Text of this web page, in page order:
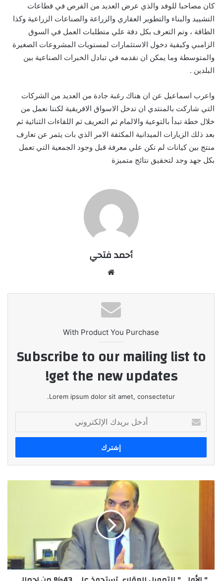
كان مصاحبا للوفد والذي عرض العديد من الفرص في قطاعات
التشييد والبناء والتطوير العقاري والزراعة والصناعات الزراعية وكذا
الطاقة ، وتم التعرف بكل دقة علي متطلبات العمل في السوق
الزامبي وكيفية دخول الاستثمارات لمستويات المشروعات الصغيرة
والمتوسطة وما يمكن ان نقدمه في تبادل الخبرات الصناعية بين
البلدين .
واعرب اسماعيل عن ان هناك رغبة جادة من العديد من الشركات
التي شاركت بالمنتدي ان تدخل الاسواق الافريقية لكننا نعمل من
خلال خطة تبدأ بالتوعية والالمام ثم التعريف ثم اللقاءات الثنائية ثم
بعد ذلك الزيارات الميدانية المكثفة الامر الذي بات يثمر عن تعارف
منتج بين كيانات لم تكن علي معرفة قبل وجود الجمعية التي تعمل
بكل جهد وجد لتحقيق نتائج متميزة
أحمد فتحي
With Product You Purchase
Subscribe to our mailing list to
get the new updates!
Lorem ipsum dolor sit amet, consectetur.
بريدك
الإلكتروني
إجمالي
عملاء